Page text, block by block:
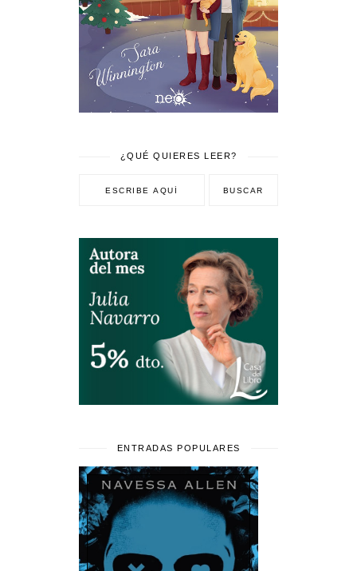
¿QUÉ QUIERES LEER?
ENTRADAS POPULARES